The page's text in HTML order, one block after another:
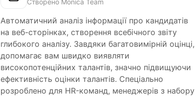
Створено Monica Team
Автоматичний аналіз інформації про кандидатів
на веб-сторінках, створення всебічного звіту
глибокого аналізу. Завдяки багатовимірній оцінці,
допомагає вам швидко виявляти
високопотенційних талантів, значно підвищуючи
ефективність оцінки талантів. Спеціально
розроблено для HR-команд, менеджерів з набору